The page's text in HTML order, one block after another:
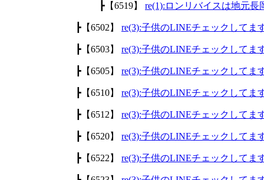
┣【6519】 re(1):ロンリバイスは地元
┣【6502】 re(3):子供のLINEチェックしてま
┣【6503】 re(3):子供のLINEチェックしてま
┣【6505】 re(3):子供のLINEチェックしてま
┣【6510】 re(3):子供のLINEチェックしてま
┣【6512】 re(3):子供のLINEチェックしてま
┣【6520】 re(3):子供のLINEチェックしてま
┣【6522】 re(3):子供のLINEチェックしてま